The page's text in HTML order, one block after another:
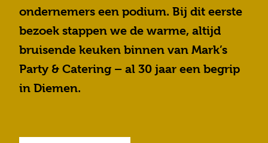
ondernemers een podium. Bij dit eerste
bezoek stappen we de warme, altijd
bruisende keuken binnen van Mark’s
Party & Catering – al 30 jaar een begrip
in Diemen.